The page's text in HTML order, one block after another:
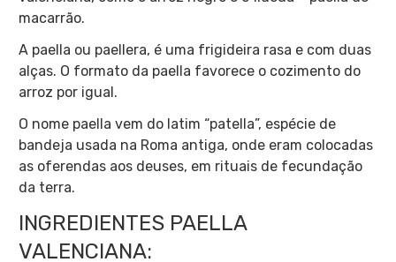
macarrão.
A paella ou paellera, é uma frigideira rasa e com duas
alças. O formato da paella favorece o cozimento do
arroz por igual.
O nome paella vem do latim “patella”, espécie de
bandeja usada na Roma antiga, onde eram colocadas
as oferendas aos deuses, em rituais de fecundação
da terra.
INGREDIENTES PAELLA
VALENCIANA: